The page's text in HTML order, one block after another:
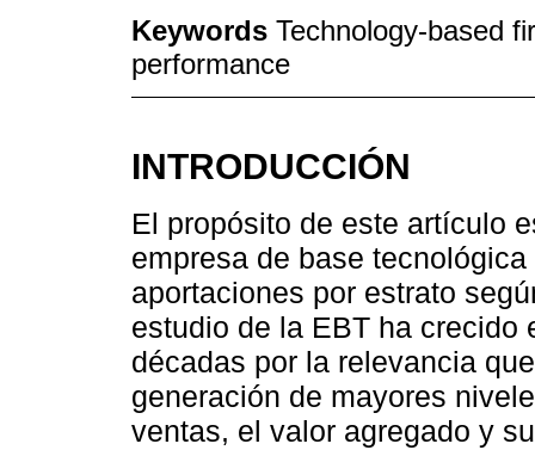
Keywords Technology-based
performance
INTRODUCCIÓN
El propósito de este artículo
empresa de base
aportaciones por estrato
estudio de la EBT ha crecido
décadas por la relevancia
generación de mayores
ventas, el valor agregado y